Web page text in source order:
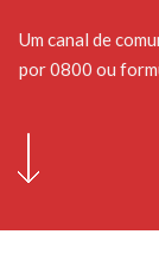
Um canal de
por 0800 ou